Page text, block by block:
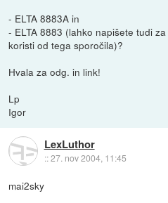
- ELTA 8883A in
- ELTA 8883 (lahko napišete tudi
koristi od tega sporočila)?
Hvala za odg. in link!
Lp
Igor
LexLuthor
::27. nov 2004, 11:45
mai2sky